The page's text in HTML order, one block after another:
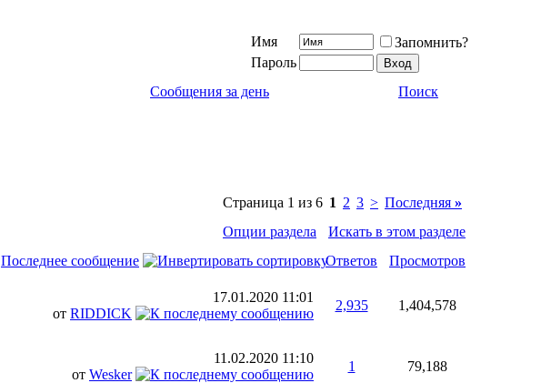
Имя
Запомнить?
Пароль
Сообщения за день Поиск
Страница 1 из 6 1 2 3 > Последняя »
Опции раздела
Искать в этом разделе
Последнее сообщение Ответов
Просмотров
17.01.2020 11:01
от RIDDICK
2,935 1,404,578
11.02.2020 11:10
от Wesker
1 79,188